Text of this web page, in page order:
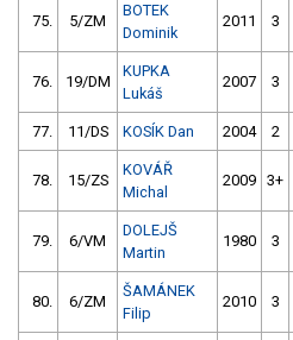
75. 5/ZM
BOTEK
Dominik
2011 3
76. 19/DM
KUPKA
Lukáš
2007 3
77. 11/DS KOSÍK Dan 2004 2
78. 15/ZS
KOVÁŘ
Michal
2009 3+
79. 6/VM
DOLEJŠ
Martin
1980 3
80. 6/ZM
ŠAMÁNEK
Filip
2010 3